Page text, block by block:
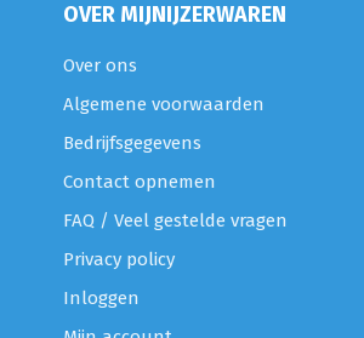
OVER MIJNIJZERWAREN
Over ons
Algemene voorwaarden
Bedrijfsgegevens
Contact opnemen
FAQ / Veel gestelde vragen
Privacy policy
Inloggen